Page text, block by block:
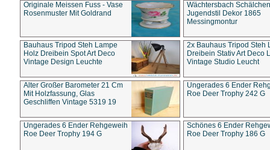
Originale Meissen Fuss - Vase
Rosenmuster Mit Goldrand
Wächtersbach Schälchen
Jugendstil Dekor 1865
Messingmontur
Bauhaus Tripod Steh Lampe
Holz Dreibein Spot Art Deco
Vintage Design Leuchte
2x Bauhaus Tripod Steh
Dreibein Stativ Art Deco
Vintage Studio Leucht
Alter Großer Barometer 21 Cm
Mit Holzfassung, Glas
Geschliffen Vintage 5319 19
Ungerades 6 Ender
Roe Deer Trophy 242 G
Ungerades 6 Ender Rehgeweih
Roe Deer Trophy 194 G
Schönes 6 Ender
Roe Deer Trophy 186 G